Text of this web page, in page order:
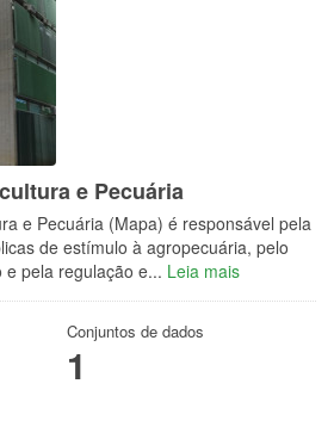
e Pecuária
e Pecuária (Mapa) é responsável pela
de estímulo à agropecuária, pelo
pela regulação e... Leia mais
Conjuntos de dados
1